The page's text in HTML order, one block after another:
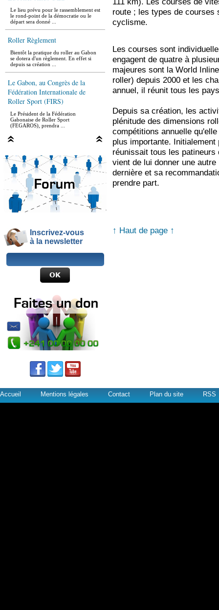
le rond-point de la démocratie ou le
départ sera donné ...
Roller Règlement
se dotera d'un règlement. En effet si
depuis sa création ...
Le Gabon, au Congrès de la
Fédération Internationale de
Roller Sport (FIRS)
Gabonaise de Roller Sport
(FEGAROS), prendra ...
Inscrivez-vous
à la newsletter
route ; les types de courses
cyclisme.
Les courses sont
engagent de quatre à
majeures sont la World
roller) depuis 2000 et les
annuel, il réunit tous les
Depuis sa création, les
plénitude des dimensions
compétitions annuelle
plus importante.
réunissait tous les patineurs
vient de lui donner une
dernière et sa
prendre part.
↑ Haut de page ↑
Accueil Mentions légales Contact Plan du site RSS